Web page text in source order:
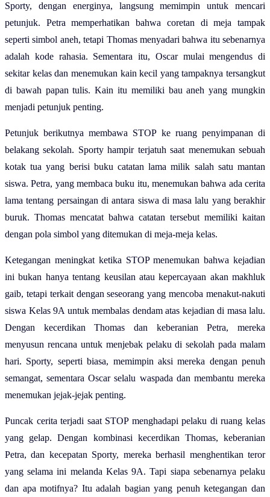
Sporty, dengan energinya, langsung memimpin untuk mencari
petunjuk. Petra memperhatikan bahwa coretan di meja tampak
seperti simbol aneh, tetapi Thomas menyadari bahwa itu sebenarnya
adalah kode rahasia. Sementara itu, Oscar mulai mengendus di
sekitar kelas dan menemukan kain kecil yang tampaknya tersangkut
di bawah papan tulis. Kain itu memiliki bau aneh yang mungkin
menjadi petunjuk penting.
Petunjuk berikutnya membawa STOP ke ruang penyimpanan di
belakang sekolah. Sporty hampir terjatuh saat menemukan sebuah
kotak tua yang berisi buku catatan lama milik salah satu mantan
siswa. Petra, yang membaca buku itu, menemukan bahwa ada cerita
lama tentang persaingan di antara siswa di masa lalu yang berakhir
buruk. Thomas mencatat bahwa catatan tersebut memiliki kaitan
dengan pola simbol yang ditemukan di meja-meja kelas.
Ketegangan meningkat ketika STOP menemukan bahwa kejadian
ini bukan hanya tentang keusilan atau kepercayaan akan makhluk
gaib, tetapi terkait dengan seseorang yang mencoba menakut-nakuti
siswa Kelas 9A untuk membalas dendam atas kejadian di masa lalu.
Dengan kecerdikan Thomas dan keberanian Petra, mereka
menyusun rencana untuk menjebak pelaku di sekolah pada malam
hari. Sporty, seperti biasa, memimpin aksi mereka dengan penuh
semangat, sementara Oscar selalu waspada dan membantu mereka
menemukan jejak-jejak penting.
Puncak cerita terjadi saat STOP menghadapi pelaku di ruang kelas
yang gelap. Dengan kombinasi kecerdikan Thomas, keberanian
Petra, dan kecepatan Sporty, mereka berhasil menghentikan teror
yang selama ini melanda Kelas 9A. Tapi siapa sebenarnya pelaku
dan apa motifnya? Itu adalah bagian yang penuh ketegangan dan